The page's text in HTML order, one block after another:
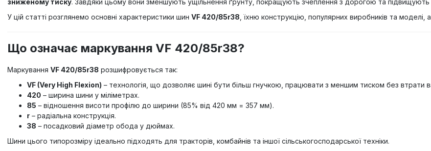
зниженому тиску. Завдяки цьому вони зменшують ущільнення ґрунту, покращують зчеплення з дорогою та підвищують
У цій статті розглянемо основні характеристики шин VF 420/85r38 , їхню конструкцію, популярних виробників та
Що означає маркування VF 420/85r38?
Маркування VF 420/85r38 розшифровується так:
VF (Very High Flexion) – технологія, що дозволяє шині бути більш гнучкою, працювати з меншим тиском без втрати
420 – ширина шини у міліметрах.
85 – відношення висоти профілю до ширини (85% від 420 мм = 357 мм).
r – радіальна конструкція.
38 – посадковий діаметр обода у дюймах.
Шини цього типорозміру ідеально підходять для тракторів, комбайнів та іншої сільськогосподарської техніки.